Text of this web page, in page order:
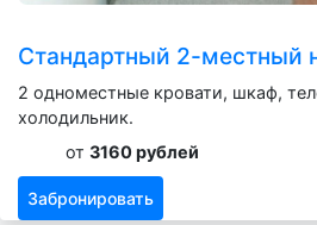
Стандартный 2-местный
2 одноместные кровати, шкаф,
холодильник.
от 3160 рублей
Забронировать